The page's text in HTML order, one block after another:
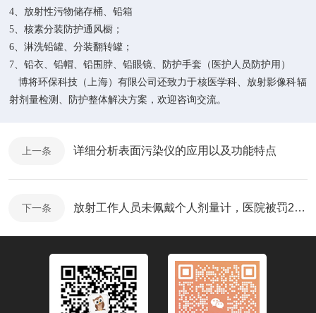
4、放射性污物储存桶、铅箱
5、核素分装防护通风橱；
6、淋洗铅罐、分装翻转罐；
7、铅衣、铅帽、铅围脖、铅眼镜、防护手套（医护人员防护用）
博将环保科技（上海）有限公司还致力于核医学科、放射影像科辐
射剂量检测、防护整体解决方案，欢迎咨询交流。
上一条 详细分析表面污染仪的应用以及功能特点
下一条 放射工作人员未佩戴个人剂量计，医院被罚20万元